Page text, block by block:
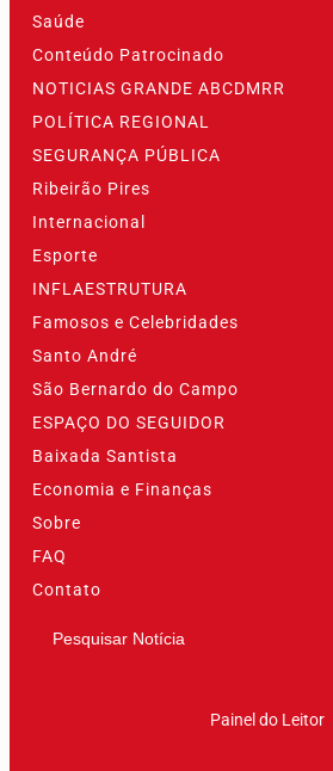
Saúde
Conteúdo Patrocinado
NOTICIAS GRANDE ABCDMRR
POLÍTICA REGIONAL
SEGURANÇA PÚBLICA
Ribeirão Pires
Internacional
Esporte
INFLAESTRUTURA
Famosos e Celebridades
Santo André
São Bernardo do Campo
ESPAÇO DO SEGUIDOR
Baixada Santista
Economia e Finanças
Sobre
FAQ
Contato
Pesquisar Notícia
Painel do Leitor